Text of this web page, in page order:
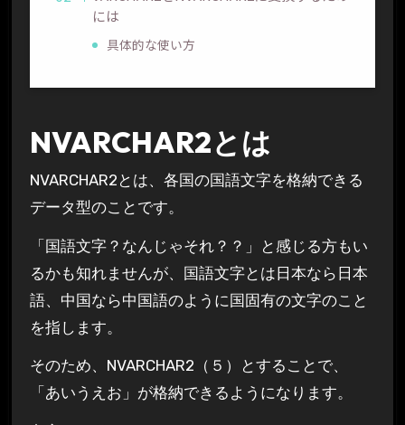
には
具体的な使い方
NVARCHAR2とは
NVARCHAR2とは、各国の国語文字を格納できる
データ型のことです。
「国語文字？なんじゃそれ？？」と感じる方もい
るかも知れませんが、国語文字とは日本なら日本
語、中国なら中国語のように国固有の文字のこと
を指します。
そのため、NVARCHAR2（５）とすることで、
「あいうえお」が格納できるようになります。